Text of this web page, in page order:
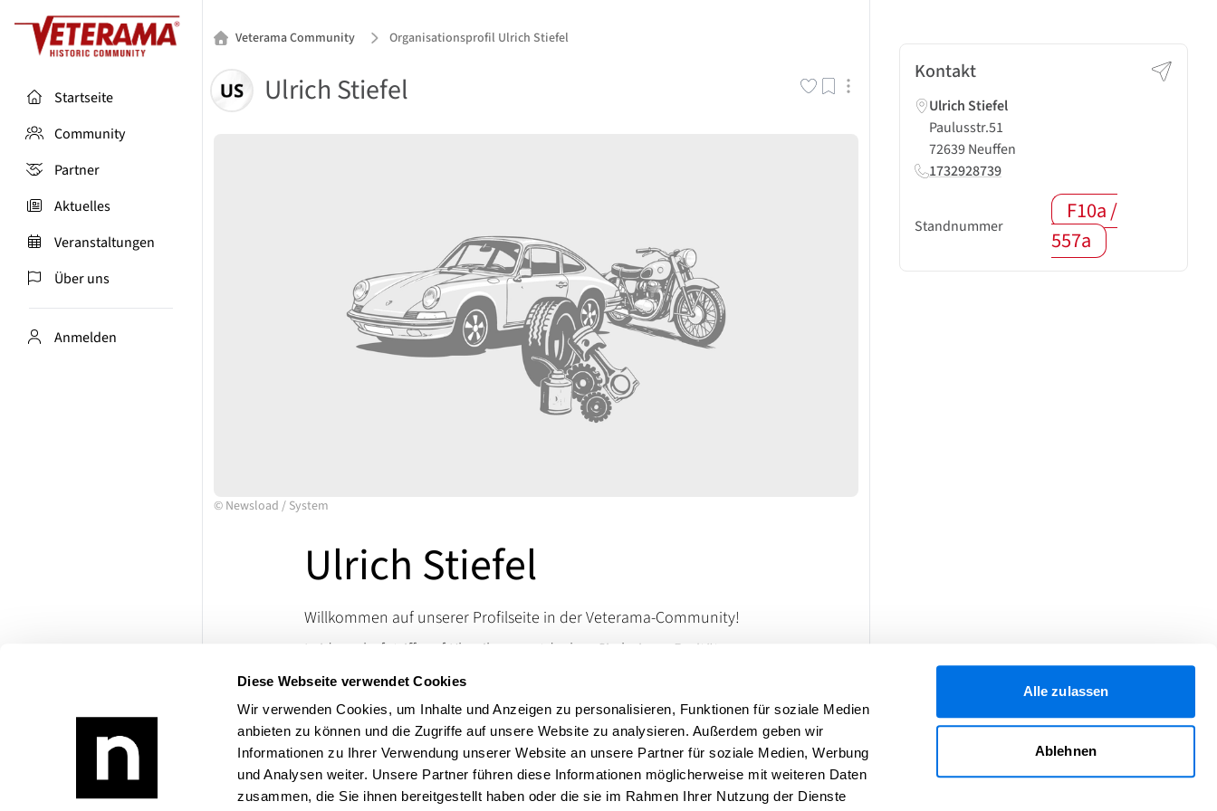
Diese Webseite verwendet Cookies
Wir verwenden Cookies, um Inhalte und Anzeigen zu personalisieren, Funktionen für soziale Medien
anbieten zu können und die Zugriffe auf unsere Website zu analysieren. Außerdem geben wir
Informationen zu Ihrer Verwendung unserer Website an unsere Partner für soziale Medien, Werbung
und Analysen weiter. Unsere Partner führen diese Informationen möglicherweise mit weiteren Daten
zusammen, die Sie ihnen bereitgestellt haben oder die sie im Rahmen Ihrer Nutzung der Dienste
Alle zulassen
Ablehnen
Startseite
Community
Partner
Aktuelles
Veranstaltungen
Über uns
Anmelden
Veterama Community Organisationsprofil Ulrich Stiefel
Ulrich Stiefel
© Newsload / System
Ulrich Stiefel
Willkommen auf unserer Profilseite in der Veterama-Community!
Leidenschaft trifft auf Klassiker – entdecken Sie bei uns Raritäten,
Ersatzteile und Kuriositäten, die das Schrauberherz höherschlagen
die Welt klassischen Raritäten.
Bei Rückfragen erreichen Sie uns über unsere Kontaktdaten.
Kontakt
Ulrich Stiefel
Paulusstr.51
72639 Neuffen
1732928739
Standnummer
F10a /
557a